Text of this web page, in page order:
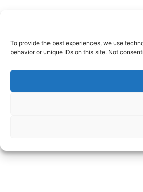
To provide the best experiences, we use
behavior or unique IDs on this site. Not